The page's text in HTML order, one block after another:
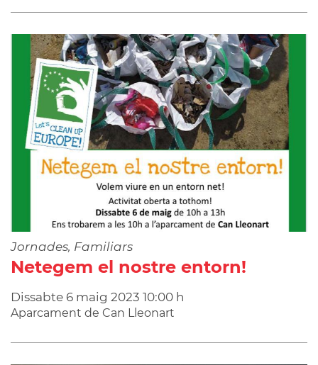
Jornades, Familiars
Netegem el nostre entorn!
Dissabte 6 maig 2023 10:00 h
Aparcament de Can Lleonart